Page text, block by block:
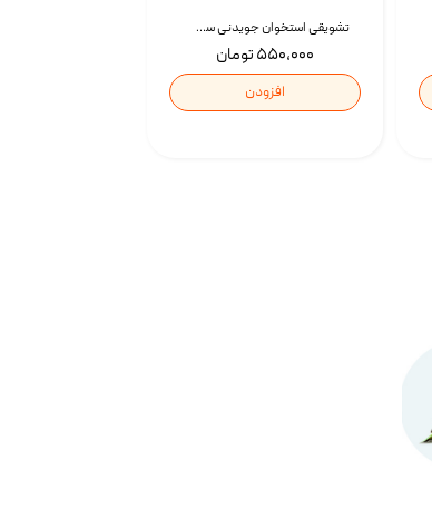
تشویقی استخوان جویدنی سگ اسنکی کرانچی با طعم مرغ Snacky Crunchy Munchy وزن 100 گرم
۵۵۰,۰۰۰ تومان
افزودن